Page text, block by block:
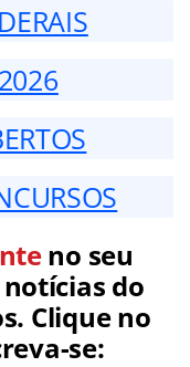
no seu
do
Clique no
se: